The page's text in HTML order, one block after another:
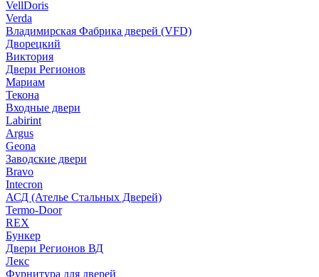
VellDoris
Verda
Владимирская Фабрика дверей (VFD)
Дворецкий
Виктория
Двери Регионов
Мариам
Текона
Входные двери
Labirint
Argus
Geona
Заводские двери
Bravo
Intecron
АСД (Ателье Стальных Дверей)
Termo-Door
REX
Бункер
Двери Регионов ВД
Лекс
Фурнитура для дверей